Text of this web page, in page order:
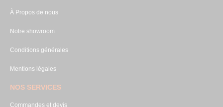
À Propos de nous
Notre showroom
Conditions générales
Mentions légales
NOS SERVICES
Commandes et devis